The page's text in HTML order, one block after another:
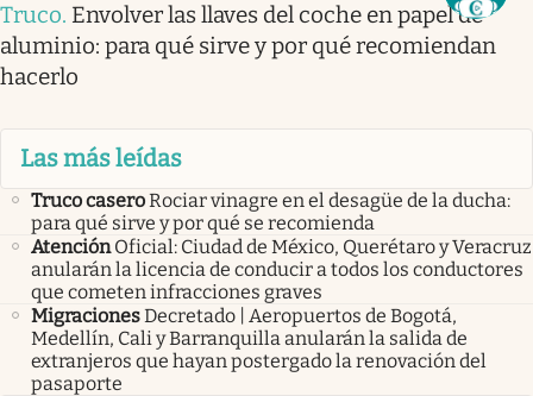
Truco. Envolver las llaves del coche en papel de
aluminio: para qué sirve y por qué recomiendan
hacerlo
Las más leídas
Truco caseroRociar vinagre en el desagüe de la ducha:
para qué sirve y por qué se recomienda
Atención Oficial: Ciudad de México, Querétaro y Veracruz
anularán la licencia de conducir a todos los conductores
que cometen infracciones graves
MigracionesDecretado | Aeropuertos de Bogotá,
Medellín, Cali y Barranquilla anularán la salida de
extranjeros que hayan postergado la renovación del
pasaporte